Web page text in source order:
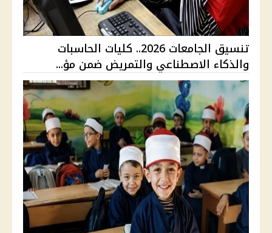
تنسيق الجامعات 2026.. كليات الحاسبات
والذكاء الاصطناعي والتمريض ضمن مؤ...